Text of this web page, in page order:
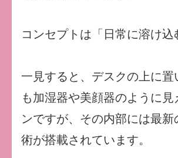
コンセプトは「日常に溶け込
一見すると、デスクの上に置
も加湿器や美顔器のように見
ンですが、その内部には最新
術が搭載されています。